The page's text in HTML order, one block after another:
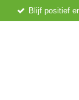
Blijf positief